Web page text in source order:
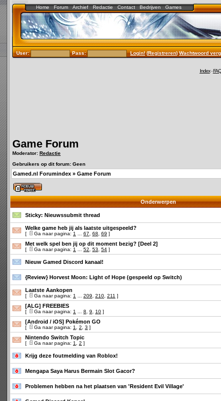
Home Forum Archief Redactie Contact Bedrijven Games
User: Pass: Login!(Registreren)Wachtwoord
Index-FAQ
Game Forum
Moderator: Redactie
Gebruikers op dit forum: Geen
Gamed.nl Forumindex » Game Forum
Onderwerpen
Sticky: Nieuwssubmit thread
Welke game heb jij als laatste uitgespeeld?
[ Ga naar pagina: 1 67 68 69 ]
Met welk spel ben jij op dit moment bezig? [Deel 2]
[ Ga naar pagina: 1 52 53 54 ]
Nieuw Gamed Discord kanaal!
{Review} Horvest Moon: Light of Hope (gespeeld op Switch)
Laatste Aankopen
[ Ga naar pagina: 1 209 210 211 ]
[ALG] FREEBIES
[ Ga naar pagina: 1 8 9 10 ]
[Android / iOS] Pokémon GO
[ Ga naar pagina: 1 2 3 ]
Nintendo Switch Topic
[ Ga naar pagina: 1 2 ]
Krijg deze foutmelding van Roblox!
Mengapa Saya Harus Bermain Slot Gacor?
Problemen hebben na het plaatsen van 'Resident Evil Village'